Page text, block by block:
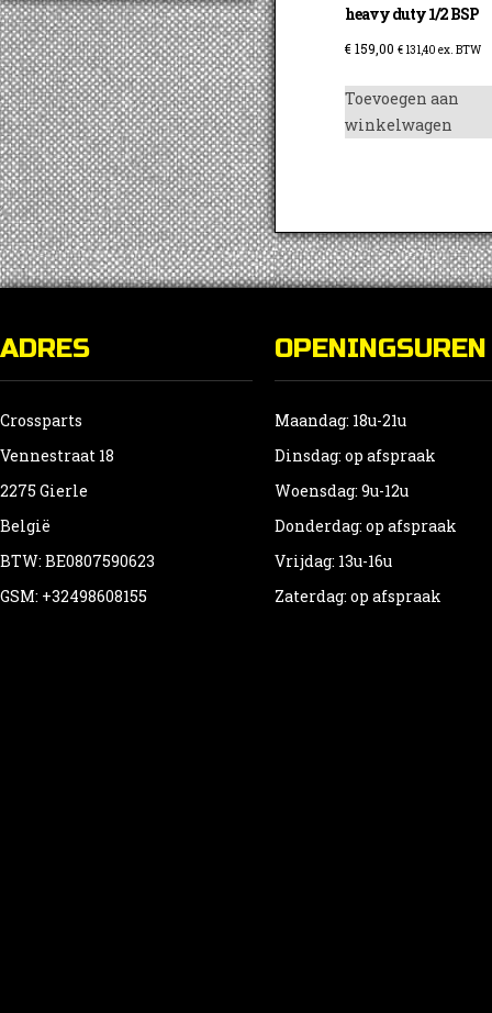
heavy duty 1/2 BSP
€159,00 € 131,40 ex. BTW
Toevoegen aan
winkelwagen
ADRES
Crossparts
Vennestraat 18
2275 Gierle
België
BTW: BE0807590623
GSM: +32498608155
OPENINGSUREN
Maandag: 18u-21u
Dinsdag: op afspraak
Woensdag: 9u-12u
Donderdag: op afspraak
Vrijdag: 13u-16u
Zaterdag: op afspraak